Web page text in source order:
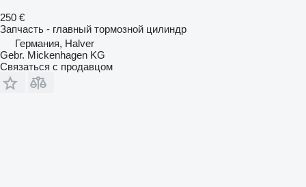
250 €
Запчасть - главный тормозной цилиндр
Германия, Halver
Gebr. Mickenhagen KG
Связаться с продавцом